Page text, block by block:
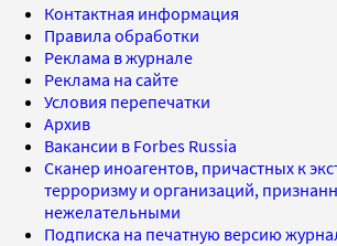
Контактная информация
Правила обработки
Реклама в журнале
Реклама на сайте
Условия перепечатки
Архив
Вакансии в Forbes Russia
Сканер иноагентов, причастных к
терроризму и организаций,
нежелательными
Подписка на печатную версию